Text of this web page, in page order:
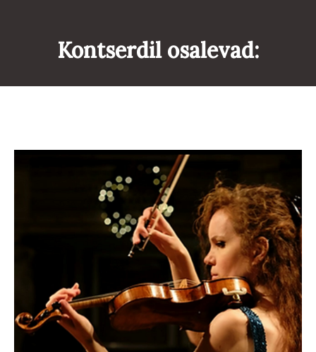
Kontserdil osalevad: